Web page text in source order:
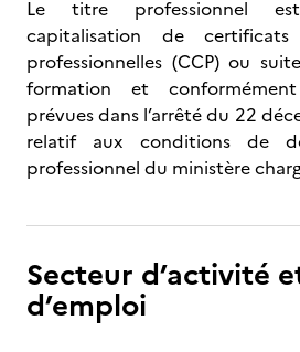
Le titre professionnel
capitalisation de
professionnelles (CCP) ou
formation et
prévues dans l’arrêté du 22
relatif aux conditions de
professionnel du ministère
Secteur d’activité
d’emploi